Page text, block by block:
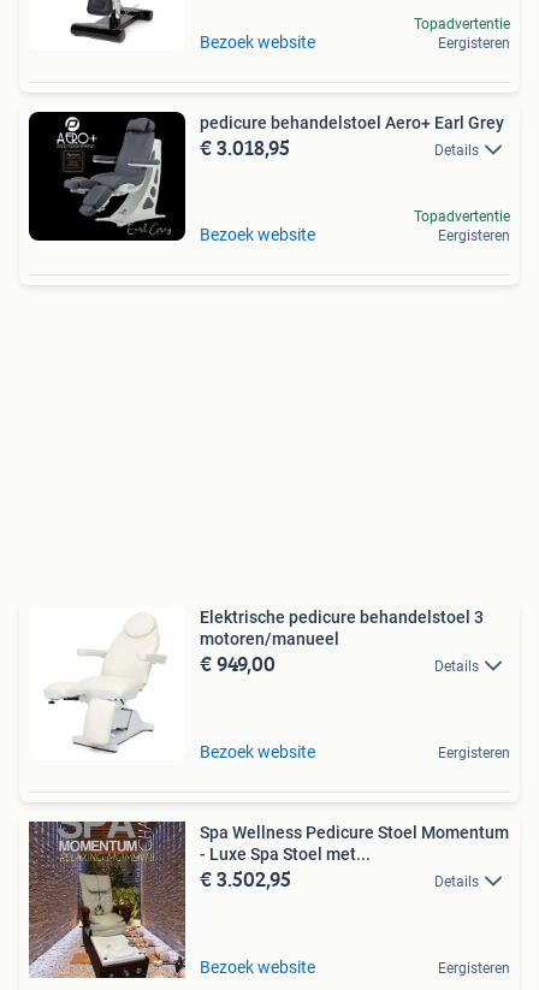
Bezoek website
Topadvertentie
Eergisteren
pedicure behandelstoel Aero+ Earl Grey
€ 3.018,95 Details
Bezoek website
Topadvertentie
Eergisteren
Elektrische pedicure behandelstoel 3
motoren/manueel
€ 949,00 Details
Bezoek website Eergisteren
Spa Wellness Pedicure Stoel Momentum
- Luxe Spa Stoel met...
€ 3.502,95 Details
Bezoek website Eergisteren